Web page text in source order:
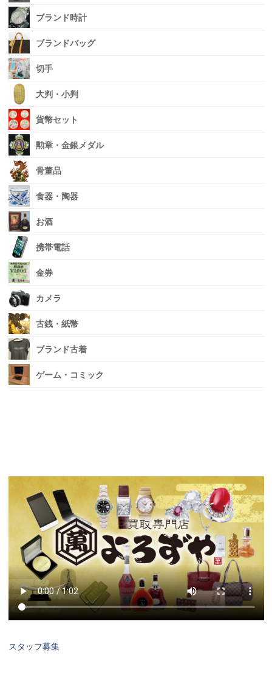
ブランド時計
ブランドバッグ
切手
大判・小判
貨幣セット
勲章・金銀メダル
骨董品
食器・陶器
お酒
携帯電話
金券
カメラ
古銭・紙幣
ブランド古着
ゲーム・コミック
スタッフ募集